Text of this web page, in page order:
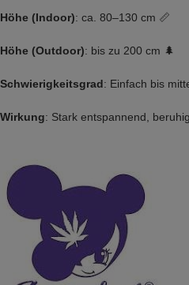
Höhe (Indoor): ca. 80–130 cm 📏
Höhe (Outdoor): bis zu 200 cm 🌲
Schwierigkeitsgrad: Einfach bis
Wirkung: Stark entspannend,